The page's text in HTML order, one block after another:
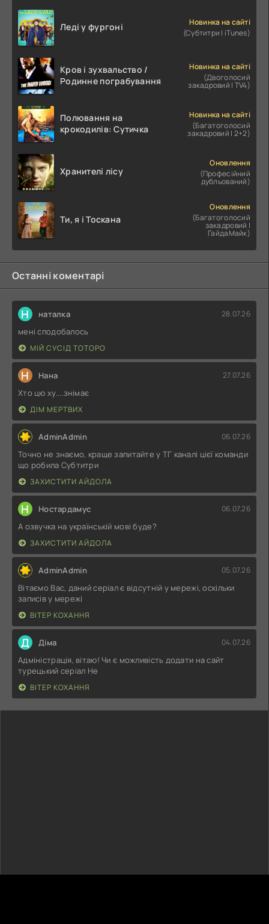
Леді у фургоні
Новинка на сайті
(Субтитри | iTunes)
Кров і зухвальство /
Родинне пограбування
Новинка на сайті
(Двоголосий
закадровий | TV4)
Полювання на
крокодилів: Сутичка
Новинка на сайті
(Багатоголосий
закадровий | 2+2)
Хранителі лісу
Оновлення
(Професійний
дубльований)
Ти, я і Тоскана
Оновлення
(Багатоголосий
закадровий |
ГайдаМайк)
Останні коментарі
Н наталка 28.07.26
мені сподобалось
МІЙ СУСІД ТОТОРО
Н Нана 27.07.26
Хто цю ху....знімає
ДІМ МЕРТВИХ
AdminAdmin 06.07.26
Точно не знаємо, краще запитайте у ТГ каналі цієї команди
що робила Субтитри
ЗАХИСТИТИ АЙДОЛА
Н Ностардамус 06.07.26
А озвучка на українській мові буде?
ЗАХИСТИТИ АЙДОЛА
AdminAdmin 05.07.26
Вітаємо Вас, даний серіал є відсутній у мережі, оскільки
записів у мережі
ВІТЕР КОХАННЯ
Д Діма 04.07.26
Адміністрація, вітаю! Чи є можливість додати на сайт
турецький серіал Не
ВІТЕР КОХАННЯ